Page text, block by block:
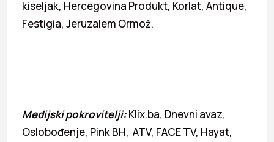
kiseljak, Hercegovina Produkt, Korlat, Antique,
Festigia, Jeruzalem Ormož.
Medijski pokrovitelji:Klix.ba, Dnevni avaz,
Oslobođenje, Pink BH, ATV, FACE TV, Hayat,